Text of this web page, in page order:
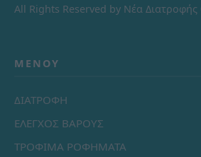
All Rights Reserved by Νέα
ΜΕΝΟΎ
ΔΙΑΤΡΟΦΗ
ΕΛΕΓΧΟΣ ΒΑΡΟΥΣ
ΤΡΟΦΙΜΑ ΡΟΦΗΜΑΤΑ